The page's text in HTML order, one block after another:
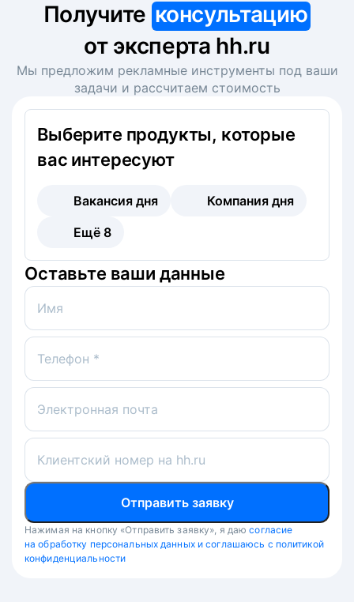
Получите консультацию
от эксперта hh.ru
Мы предложим рекламные инструменты под ваши
задачи и рассчитаем стоимость
Выберите продукты, которые
вас интересуют
Вакансия дня
Компания дня
Ещё 8
Оставьте ваши данные
Имя
Телефон *
Электронная почта
Клиентский номер на hh.ru
Отправить заявку
Нажимая на кнопку «Отправить заявку», я даю согласие
на обработку персональных данных и соглашаюсь с политикой
конфиденциальности